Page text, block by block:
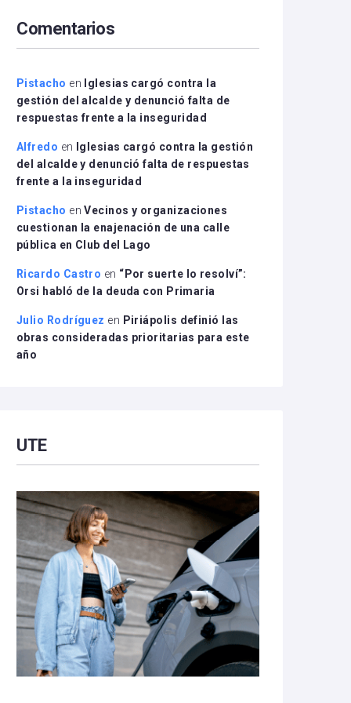
disminuir
el
Comentarios
Pistacho en
Iglesias cargó contra la
gestión del alcalde y denunció falta de
respuestas frente a la inseguridad
Alfredo en
Iglesias cargó contra la gestión
del alcalde y denunció falta de respuestas
frente a la inseguridad
Pistacho enVecinos y organizaciones
cuestionan la enajenación de una calle
pública en Club del Lago
Ricardo Castro en “Por suerte lo resolví”:
Orsi habló de la deuda con Primaria
Julio Rodríguez en Piriápolis definió las
obras consideradas prioritarias para este
año
UTE